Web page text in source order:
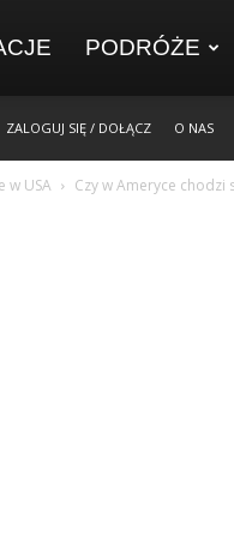
PODRÓŻE
ZALOGUJ SIĘ / DOŁĄCZ O NAS
w USA Czy w Ameryce